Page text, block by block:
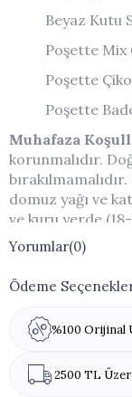
Beyaz Kutu
Poşette Mix
Poşette
Poşette
Muhafaza
korunmalıdır.
domuz yağı ve
ve kuru yerde
Buzdolabına
Ambalaj
açıldıktan
gösterebilir.
Yorumlar(0)
Ödeme
%100 Orijinal
2500 TL